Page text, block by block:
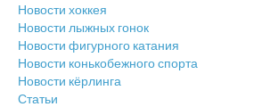
Новости хоккея
Новости лыжных гонок
Новости фигурного катания
Новости конькобежного спорта
Новости кёрлинга
Статьи